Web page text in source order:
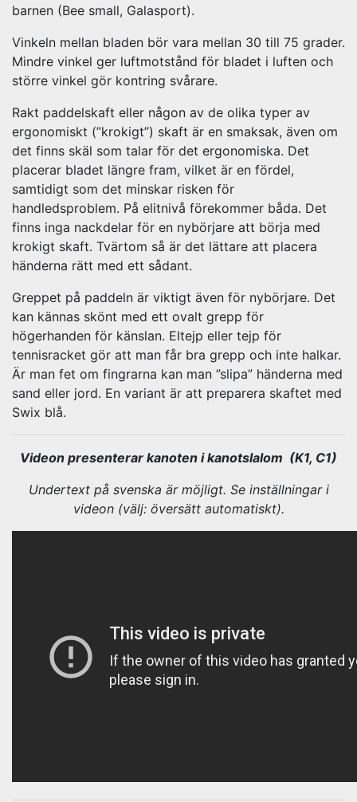
barnen (Bee small, Galasport).
Vinkeln mellan bladen bör vara mellan 30 till 75 grader.
Mindre vinkel ger luftmotstånd för bladet i luften och
större vinkel gör kontring svårare.
Rakt paddelskaft eller någon av de olika typer av
ergonomiskt (”krokigt”) skaft är en smaksak, även om
det finns skäl som talar för det ergonomiska. Det
placerar bladet längre fram, vilket är en fördel,
samtidigt som det minskar risken för
handledsproblem. På elitnivå förekommer båda. Det
finns inga nackdelar för en nybörjare att börja med
krokigt skaft. Tvärtom så är det lättare att placera
händerna rätt med ett sådant.
Greppet på paddeln är viktigt även för nybörjare. Det
kan kännas skönt med ett ovalt grepp för
högerhanden för känslan. Eltejp eller tejp för
tennisracket gör att man får bra grepp och inte halkar.
Är man fet om fingrarna kan man ”slipa” händerna med
sand eller jord. En variant är att preparera skaftet med
Swix blå.
Videon presenterar kanoten i kanotslalom (K1, C1)
Undertext på svenska är möjligt. Se inställningar i
videon (välj: översätt automatiskt).